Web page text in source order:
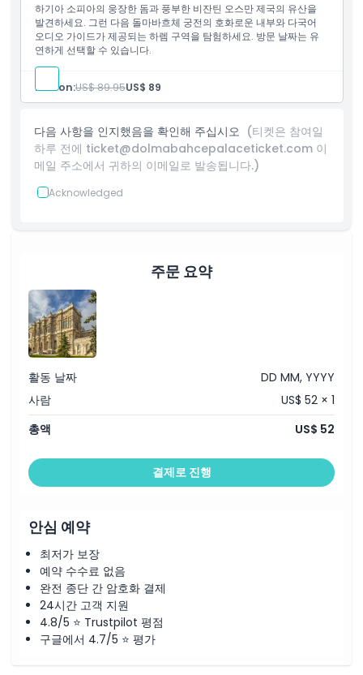
교환 방법
하기아 소피아의 웅장한 돔과 풍부한 비잔틴 오스만 제국의 유산을
발견하세요. 그런 다음 돌마바흐체 궁전의 호화로운 내부와 다국어
오디오 가이드가 제공되는 하렘 구역을 탐험하세요. 방문 날짜는 유
연하게 선택할 수 있습니다.
Person:US$ 89.95US$ 89
다음 사항을 인지했음을 확인해 주십시오 (티켓은 참여일
하루 전에 ticket@dolmabahcepalaceticket.com 이
메일 주소에서 귀하의 이메일로 발송됩니다.)
Acknowledged
주문 요약
활동 날짜
DD MM, YYYY
사람
US$ 52 × 1
총액
US$ 52
결제로 진행
안심 예약
최저가 보장
예약 수수료 없음
완전 종단 간 암호화 결제
24시간 고객 지원
4.8/5 ⭐ Trustpilot 평점
구글에서 4.7/5 ⭐ 평가